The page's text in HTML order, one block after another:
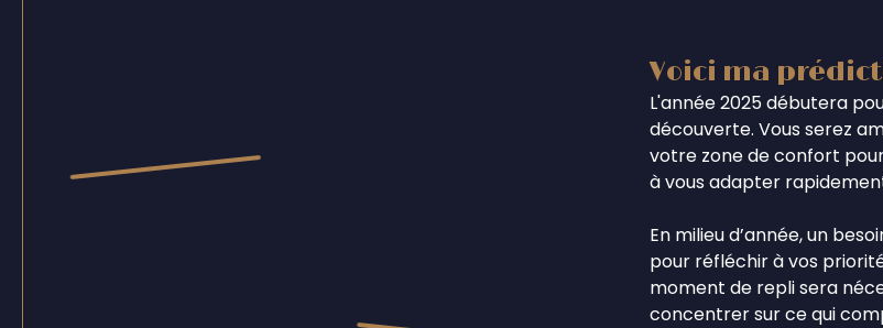
Voici ma
L'année 2025 débutera
découverte. Vous serez
votre zone de confort
à vous adapter
En milieu d’année, un
pour réfléchir à vos
moment de repli sera
concentrer sur ce qui